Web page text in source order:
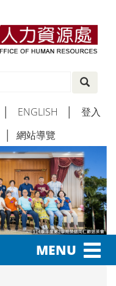
ENGLISH
登入
網站導覽
MENU